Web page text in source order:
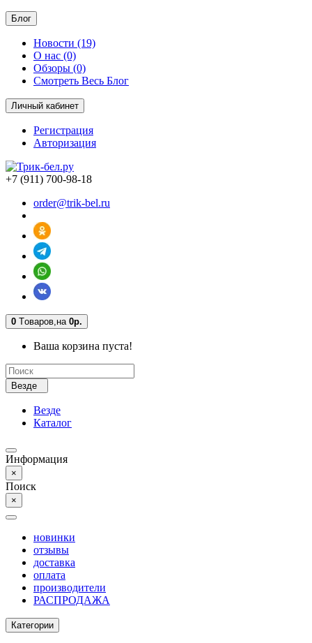
Блог
Новости (19)
О нас (0)
Обзоры (0)
Смотреть Весь Блог
Личный кабинет
Регистрация
Авторизация
+7 (911) 700-98-18
order@trik-bel.ru
0 Tоваров,на 0р.
Ваша корзина пуста!
Везде
Везде
Каталог
Информация
×
Поиск
×
новинки
отзывы
доставка
оплата
производители
РАСПРОДАЖА
Категории